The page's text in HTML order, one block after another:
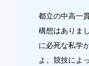
都立の中高一
構想はありま
に必死な私学
よ。競技によ